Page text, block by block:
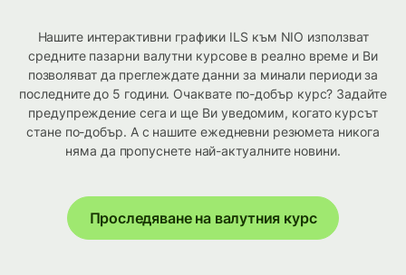
Нашите интерактивни графики ILS към NIO използват
средните пазарни валутни курсове в реално време и Ви
позволяват да преглеждате данни за минали периоди за
последните до 5 години. Очаквате по-добър курс? Задайте
предупреждение сега и ще Ви уведомим, когато курсът
стане по-добър. А с нашите ежедневни резюмета никога
няма да пропуснете най-актуалните новини.
Проследяване на валутния курс